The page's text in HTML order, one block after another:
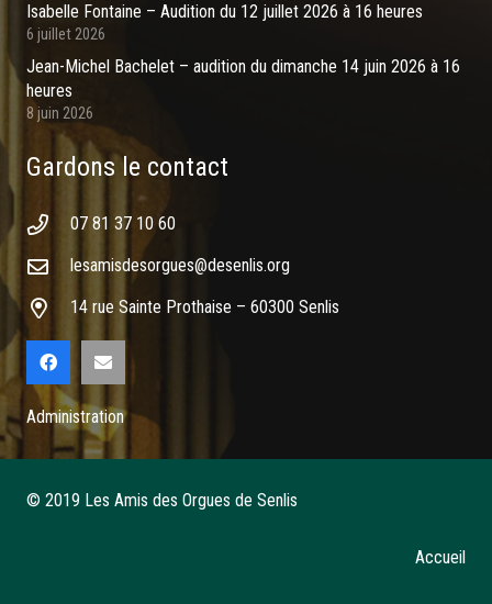
Isabelle Fontaine – Audition du 12 juillet 2026 à 16 heures
6 juillet 2026
Jean-Michel Bachelet – audition du dimanche 14 juin 2026 à 16
heures
8 juin 2026
Gardons le contact
07 81 37 10 60
lesamisdesorgues@desenlis.org
14 rue Sainte Prothaise – 60300 Senlis
Administration
© 2019 Les Amis des Orgues de Senlis
Accueil